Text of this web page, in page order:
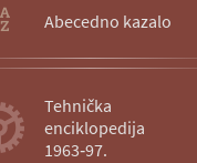
Abecedno kazalo
Tehnička
enciklopedija
1963‑97.